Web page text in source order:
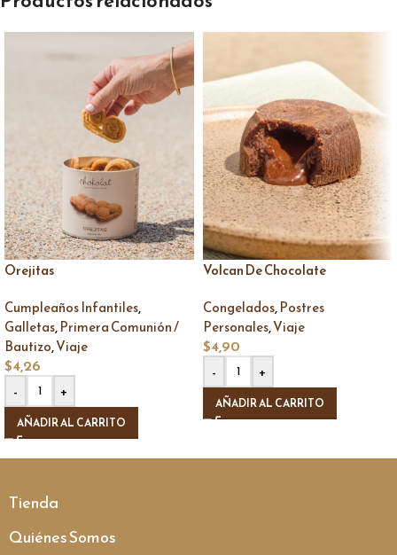
Orejitas
Cumpleaños Infantiles,
Galletas,Primera Comunión /
Bautizo,Viaje
$4,26
-
+
AÑADIR AL CARRITO
Volcan De Chocolate
Congelados,Postres
Personales,Viaje
$4,90
-
+
AÑADIR AL CARRITO
Tienda
Quiénes Somos